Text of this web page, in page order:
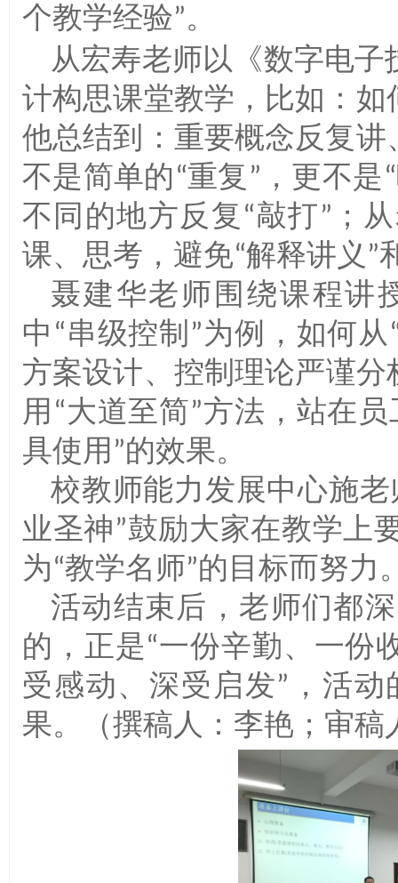
个教学经验”。
从宏寿老师以 《数字电子
计构思课堂教学 ， 比如 ： 如
他总结到
： 重要概念反复讲
不是简单的 “重复 ”， 更不是 “
不同的地方反复 “敲打”；
课、 思考 ， 避免“解释讲义 ”
聂建华老师围绕课程讲
中 “串级控制 ”为例 ， 如何从
方案设计、 控制理论严谨分
用 “大道至简”方法 ， 站在员
具使用 ”的效果。
校教师能力发展中心施老
业圣神”鼓励大家在教学上
为“教学名师”的目标而努力
活动结束后 ，老师们都
的 ， 正是“一份辛勤、 一份
受感动、 深受启发”， 活动
果。（撰稿人 ： 李艳 ； 审稿